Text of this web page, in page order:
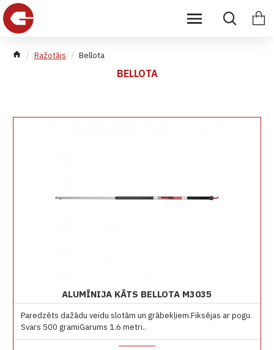
Ražotājs Bellota
BELLOTA
ALUMĪNIJA KĀTS BELLOTA M3035
Paredzēts dažādu veidu slotām un grābekļiem.Fiksējas ar pogu.
Svars 500 gramiGarums 1.6 metri..